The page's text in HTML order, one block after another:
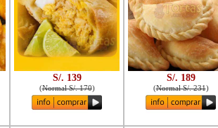
S/. 139
(Normal S/. 170)
S/. 189
(Normal S/. 231)